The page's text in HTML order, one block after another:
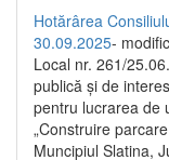
Hotărârea
30.09.2025-
Local nr. 261/
publică şi de
pentru lucrarea de
„Construire
Muncipiul Slatina,